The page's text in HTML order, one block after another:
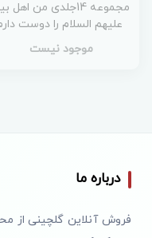
مجموعه 14جلدی من اهل
علیهم السلام را دوست
موجود نیست
درباره ما
فروش آنلاین گلچینی از